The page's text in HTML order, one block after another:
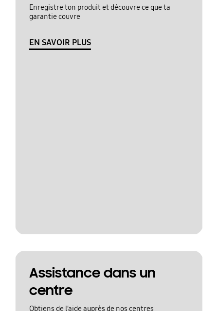
Enregistre ton produit et découvre ce que ta
garantie couvre
EN SAVOIR PLUS
Assistance dans un
centre
Obtiens de l’aide auprès de nos centres